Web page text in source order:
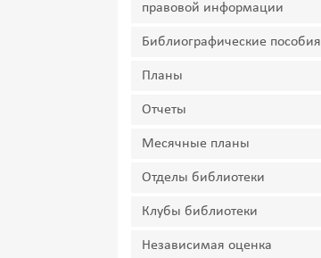
правовой информации
Библиографические пособия
Планы
Отчеты
Месячные планы
Отделы библиотеки
Клубы библиотеки
Независимая оценка